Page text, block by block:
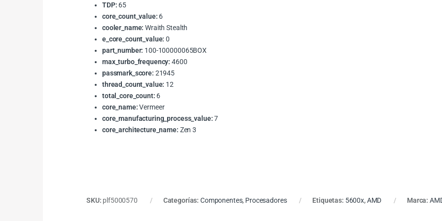
TDP: 65
core_count_value: 6
cooler_name: Wraith Stealth
e_core_count_value: 0
part_number: 100-100000065BOX
max_turbo_frequency: 4600
passmark_score: 21945
thread_count_value: 12
total_core_count: 6
core_name:Vermeer
core_manufacturing_process_value:7
core_architecture_name: Zen 3
SKU: plf5000570 Categorías: Componentes, Procesadores Etiquetas: 5600x,AMD Marca: